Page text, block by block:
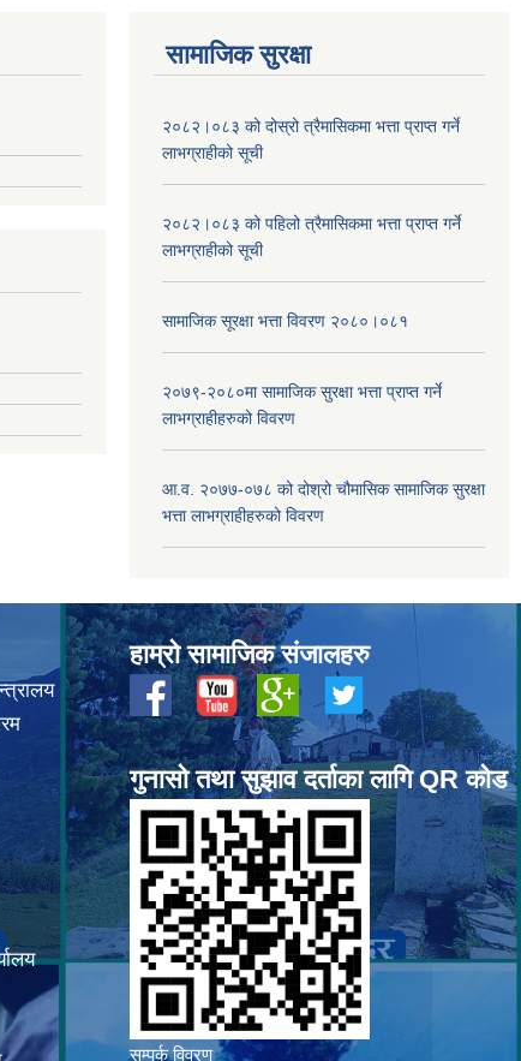
सामाजिक सुरक्षा
२०८२।०८३ को दोस्रो त्रैमासिकमा भत्ता प्राप्‍त गर्ने
लाभग्राहीको सूची
२०८२।०८३ को पहिलो त्रैमासिकमा भत्ता प्राप्‍त गर्ने
लाभग्राहीको सूची
सामाजिक सूरक्षा भत्ता विवरण २०८०।०८१
२०७९-२०८०मा सामाजिक सुरक्षा भत्ता प्राप्त गर्ने
लाभग्राहीहरुको विवरण
आ.व. २०७७-०७८ को दोश्रो चौमासिक सामाजिक सुरक्षा
भत्ता लाभग्राहीहरुको विवरण
हाम्रो सामाजिक संजालहरु
गुनासो तथा सुझाव दर्ताका लागि QR कोड
सम्पर्क विवरण